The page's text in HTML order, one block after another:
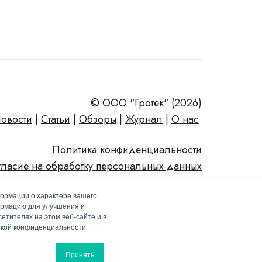
о характере вашего
для улучшения и
на этом веб-сайте и в
конфиденциальности
Принять
© ООО "Гротек" (2026)
Статьи Обзоры Журнал О нас
Политика конфиденциальности
на обработку персональных данных